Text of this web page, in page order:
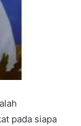
pada siapa